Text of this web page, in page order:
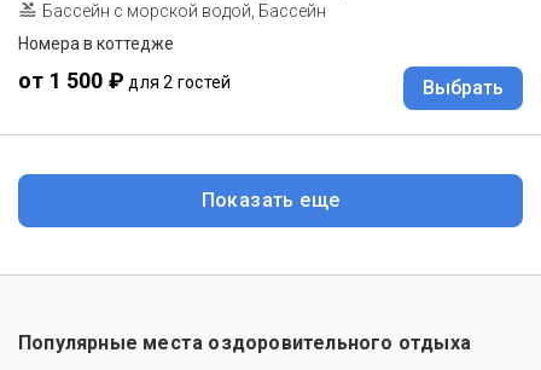
Бассейн с морской водой, Бассейн
Номера в коттедже
от 1 500 ₽ для 2 гостей Выбрать
Показать еще
Популярные места оздоровительного отдыха